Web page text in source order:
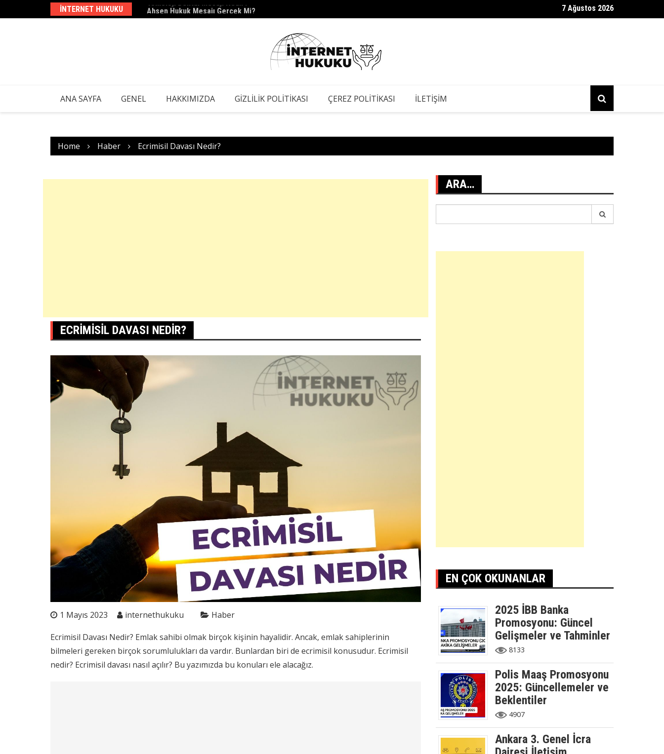
to
INTERNET HUKUKU Ahsen Hukuk Mesajı Gerçek Mi? 7 Ağustos 2026
ANA SAYFA GENEL HAKKIMIZDA GIZLILIK POLITIKASI ÇEREZ POLITIKASI İLETIŞIM
Home Haber Ecrimisil Davası Nedir?
ECRIMISIL DAVASI NEDIR?
1 Mayıs 2023 internethukuku Haber
Ecrimisil Davası Nedir? Emlak sahibi olmak birçok kişinin hayalidir. Ancak, emlak sahiplerinin
bilmeleri gereken birçok sorumlulukları da vardır. Bunlardan biri de ecrimisil konusudur. Ecrimisil
nedir? Ecrimisil davası nasıl açılır? Bu yazımızda bu konuları ele alacağız.
ARA…
EN ÇOK OKUNANLAR
2025 İBB Banka
Promosyonu: Güncel
Gelişmeler ve Tahminler
8133
Polis Maaş Promosyonu
2025: Güncellemeler ve
Beklentiler
4907
Ankara 3. Genel İcra